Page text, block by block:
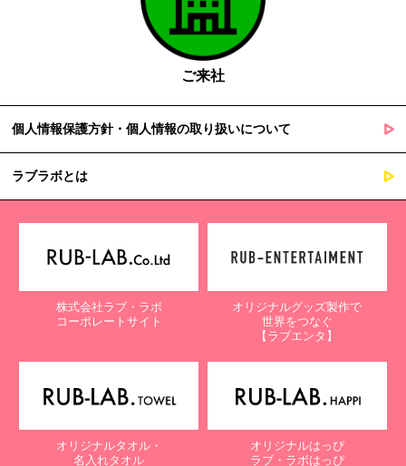
ご来社
個人情報保護方針・個人情報の取り扱いについて
ラブラボとは
株式会社ラブ・ラボ
コーポレートサイト
オリジナルグッズ製作で
世界をつなぐ
【ラブエンタ】
オリジナルタオル・
名入れタオル
オリジナルはっぴ
ラブ・ラボはっぴ